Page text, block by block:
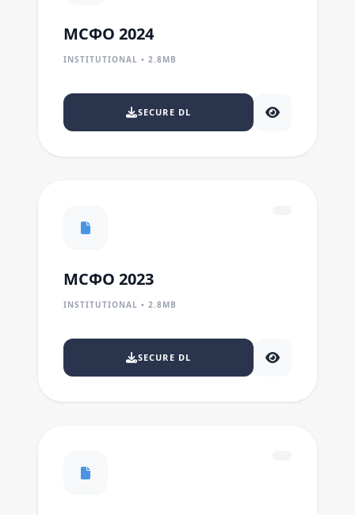
МСФО 2024
INSTITUTIONAL • 2.8MB
SECURE DL
МСФО 2023
INSTITUTIONAL • 2.8MB
SECURE DL